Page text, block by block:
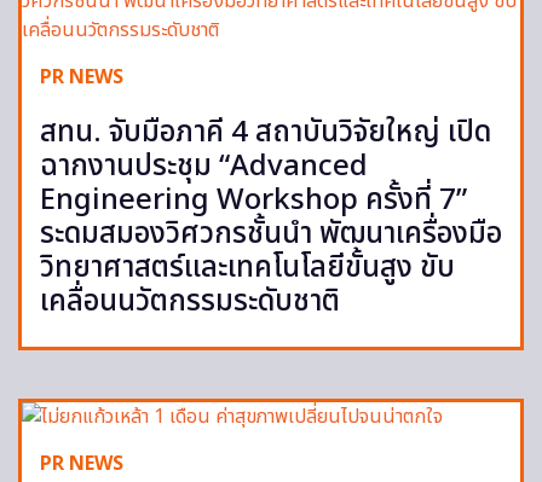
PR NEWS
สทน. จับมือภาคี 4 สถาบันวิจัยใหญ่ เปิด
ฉากงานประชุม “Advanced
Engineering Workshop ครั้งที่ 7”
ระดมสมองวิศวกรชั้นนำ พัฒนาเครื่องมือ
วิทยาศาสตร์และเทคโนโลยีขั้นสูง ขับ
เคลื่อนนวัตกรรมระดับชาติ
PR NEWS